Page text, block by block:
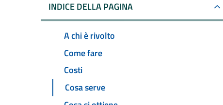
INDICE DELLA PAGINA
A chi è rivolto
Come fare
Costi
Cosa serve